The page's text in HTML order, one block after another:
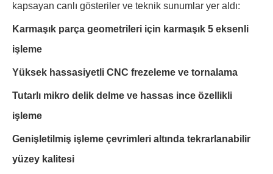
kapsayan canlı gösteriler ve teknik sunumlar yer aldı:
Karmaşık parça geometrileri için karmaşık 5 eksenli
işleme
Yüksek hassasiyetli CNC frezeleme ve tornalama
Tutarlı mikro delik delme ve hassas ince özellikli
işleme
Genişletilmiş işleme çevrimleri altında tekrarlanabilir
yüzey kalitesi